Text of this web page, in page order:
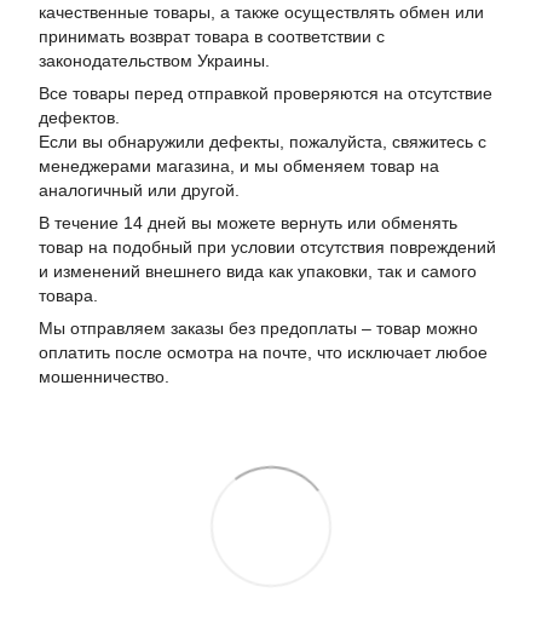
качественные товары, а также осуществлять обмен или
принимать возврат товара в соответствии с
законодательством Украины.
Все товары перед отправкой проверяются на отсутствие
дефектов.
Если вы обнаружили дефекты, пожалуйста, свяжитесь с
менеджерами магазина, и мы обменяем товар на
аналогичный или другой.
В течение 14 дней вы можете вернуть или обменять
товар на подобный при условии отсутствия повреждений
и изменений внешнего вида как упаковки, так и самого
товара.
Мы отправляем заказы без предоплаты – товар можно
оплатить после осмотра на почте, что исключает любое
мошенничество.